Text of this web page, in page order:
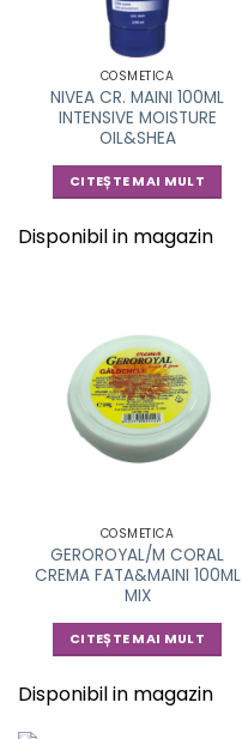
COSMETICA
NIVEA CR. MAINI 100ML
INTENSIVE MOISTURE
OIL&SHEA
CITEȘTE MAI MULT
Disponibil in magazin
COSMETICA
GEROROYAL/M CORAL
CREMA FATA&MAINI 100ML
MIX
CITEȘTE MAI MULT
Disponibil in magazin